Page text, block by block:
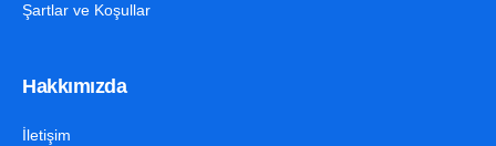
Şartlar ve Koşullar
Hakkımızda
İletişim